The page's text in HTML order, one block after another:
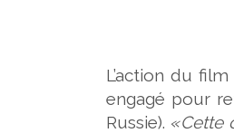
L’action du
engagé pour
Russie). « Cette